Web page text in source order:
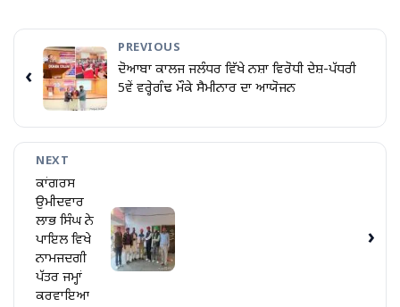
‹
PREVIOUS
ਦੋਆਬਾ ਕਾਲਜ ਜਲੰਧਰ ਵਿੱਖੇ ਨਸ਼ਾ ਵਿਰੋਧੀ ਦੇਸ਼-ਪੱਧਰੀ
5ਵੇਂ ਵਰ੍ਹੇਗੰਢ ਮੌਕੇ ਸੈਮੀਨਾਰ ਦਾ ਆਯੋਜਨ
NEXT
ਕਾਂਗਰਸ
ਉਮੀਦਵਾਰ
ਲਾਭ ਸਿੰਘ ਨੇ
ਪਾਇਲ ਵਿਖੇ
ਨਾਮਜਦਗੀ
ਪੱਤਰ ਜਮ੍ਹਾਂ
ਕਰਵਾਇਆ
›